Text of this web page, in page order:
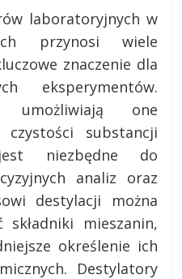
laboratoryjnych w
przynosi wiele
znaczenie dla
eksperymentów.
umożliwiają one
czystości substancji
niezbędne do
analiz oraz
destylacji można
składniki mieszanin,
określenie ich
Destylatory